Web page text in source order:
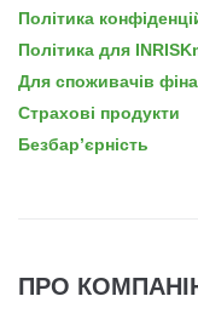
Політика
Політика для
Для споживачів
Страхові продукти
Безбар’єрність
ПРО